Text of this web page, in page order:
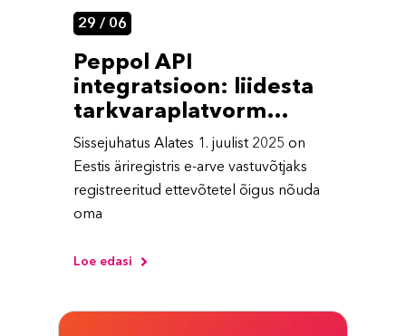
29 / 06
Peppol API
integratsioon: liidesta
tarkvaraplatvorm
rahvusvahelise e-
arvete võrgustikuga
Sissejuhatus Alates 1. juulist 2025 on
Eestis äriregistris e-arve vastuvõtjaks
registreeritud ettevõtetel õigus nõuda
oma
Loe edasi